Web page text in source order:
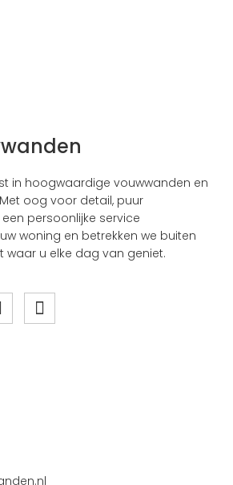
in hoogwaardige vouwwanden en
oog voor detail, puur
persoonlijke service
woning en betrekken we buiten
waar u elke dag van geniet.